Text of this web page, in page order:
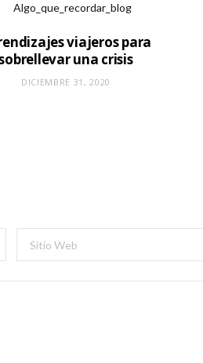
viajeros para
una crisis
DICIEMBRE 31, 2020